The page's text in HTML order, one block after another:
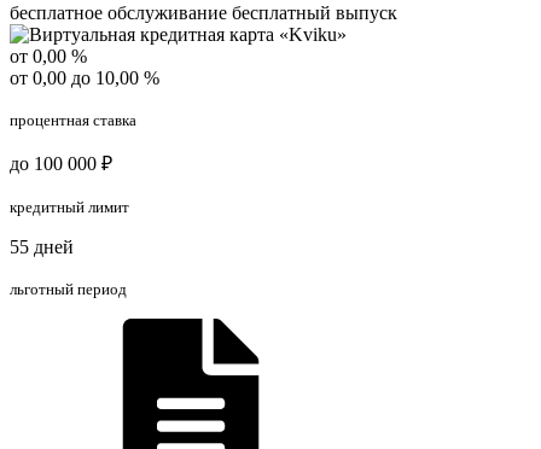
бесплатное обслуживание бесплатный выпуск
от 0,00 %
от 0,00 до 10,00 %
процентная ставка
до 100 000 ₽
кредитный лимит
55 дней
льготный период